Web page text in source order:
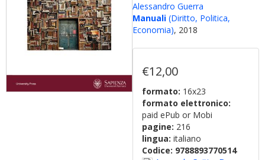
Alessandro Guerra
Manuali (Diritto, Politica,
Economia), 2018
€12,00
formato: 16x23
formato elettronico:
paid ePub or Mobi
pagine: 216
lingua: italiano
Codice: 9788893770514